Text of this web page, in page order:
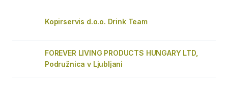
Kopirservis d.o.o. Drink Team
FOREVER LIVING PRODUCTS HUNGARY LTD,
Podružnica v Ljubljani